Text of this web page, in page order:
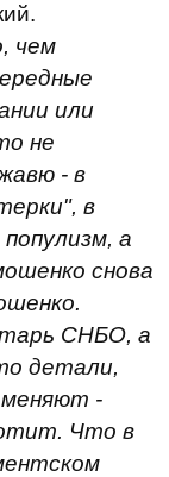
чем
или
не
- в
в
а
снова
СНБО, а
детали,
меняют -
Что в